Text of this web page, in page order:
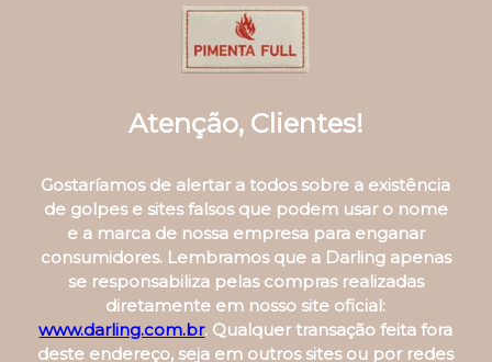
Atenção, Clientes!
Gostaríamos de alertar a todos sobre a existência
de golpes e sites falsos que podem usar o nome
e a marca de nossa empresa para enganar
consumidores. Lembramos que a Darling apenas
se responsabiliza pelas compras realizadas
diretamente em nosso site oficial:
www.darling.com.br. Qualquer transação feita fora
deste endereço, seja em outros sites ou por redes